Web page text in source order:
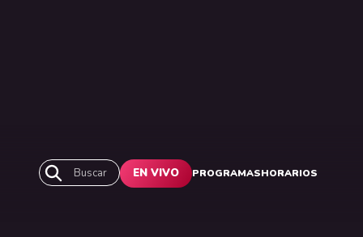
Buscar EN VIVO PROGRAMASHORARIOS